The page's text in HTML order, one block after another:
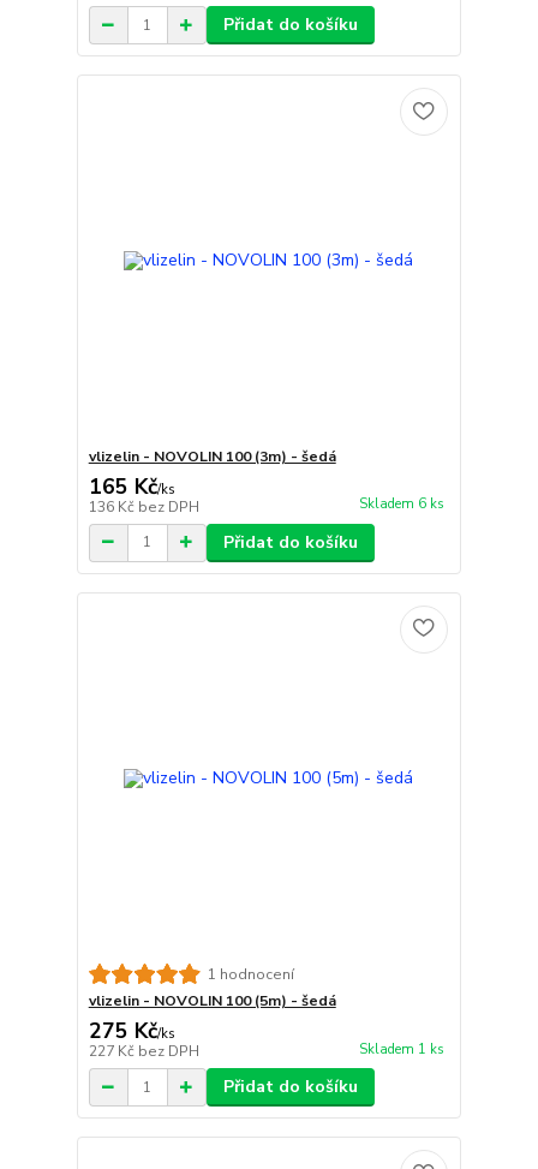
Přidat do košíku
vlizelin - NOVOLIN 100 (3m) - šedá
165 Kč/ks
136 Kč bez DPH Skladem 6 ks
Přidat do košíku
1 hodnocení
vlizelin - NOVOLIN 100 (5m) - šedá
275 Kč/ks
227 Kč bez DPH Skladem 1 ks
Přidat do košíku